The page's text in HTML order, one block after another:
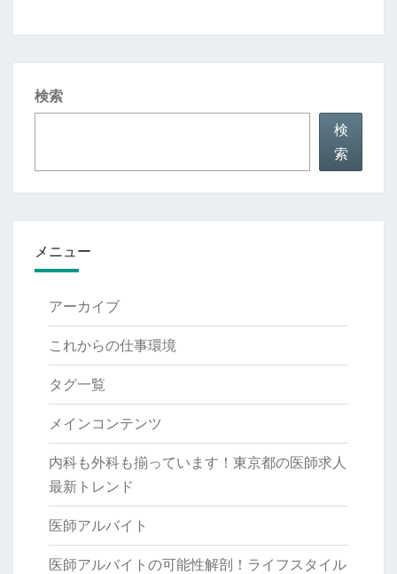
き
検索
検
索
メニュー
アーカイブ
これからの仕事環境
タグ一覧
メインコンテンツ
内科も外科も揃っています！東京都の医師求人
最新トレンド
医師アルバイト
医師アルバイトの可能性解剖！ライフスタイル